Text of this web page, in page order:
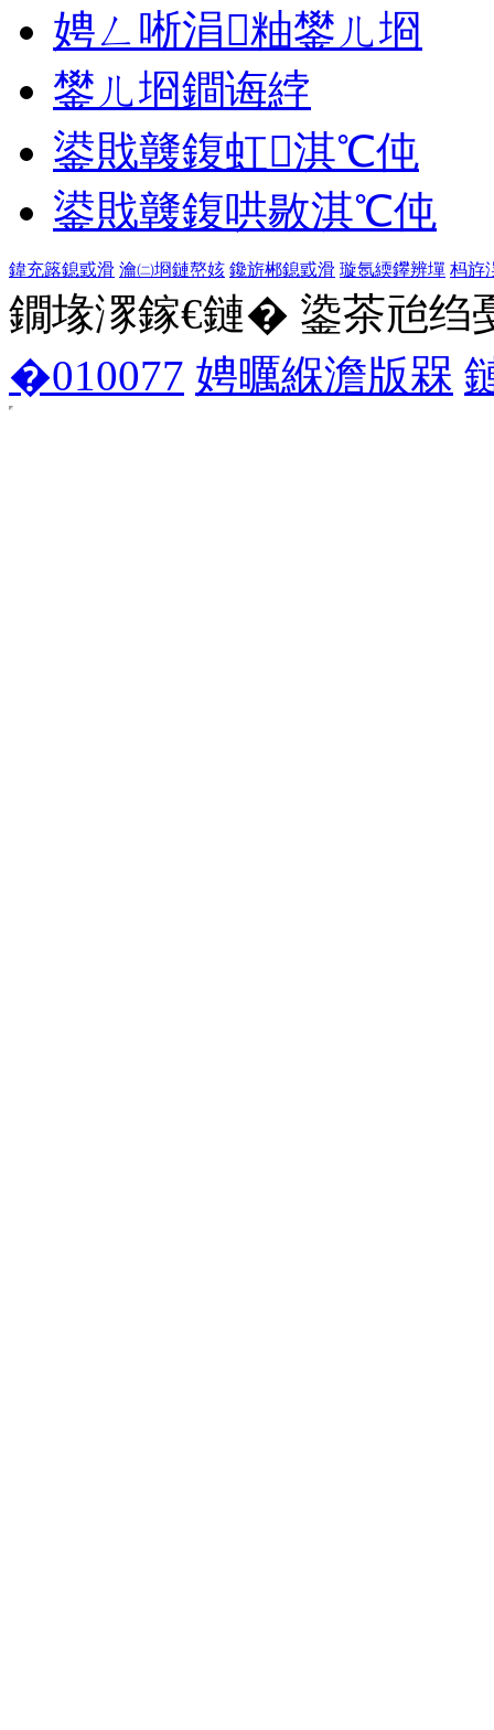
娉ㄥ唽涓粙鐢ㄦ埛
鐢ㄦ埛鐧诲綍
鍙戝竷鍑虹淇℃伅
鍙戝竷鍑哄敭淇℃伅
鍏充簬鎴戜滑 瀹㈡埛鏈嶅姟 鑱旂郴鎴戜滑 璇氬緛鑻辨墠 杩斿
鐗堟潈鎵€鏈� 鍌茶兘绉
�010077 娉曞緥澹版槑